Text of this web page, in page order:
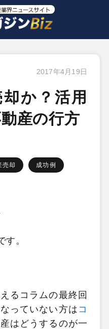
2017年4月19日
却か？活用
産の行方
売却 成功例
す。
るコラムの最終回
っていない方は コ
はどうするのが一